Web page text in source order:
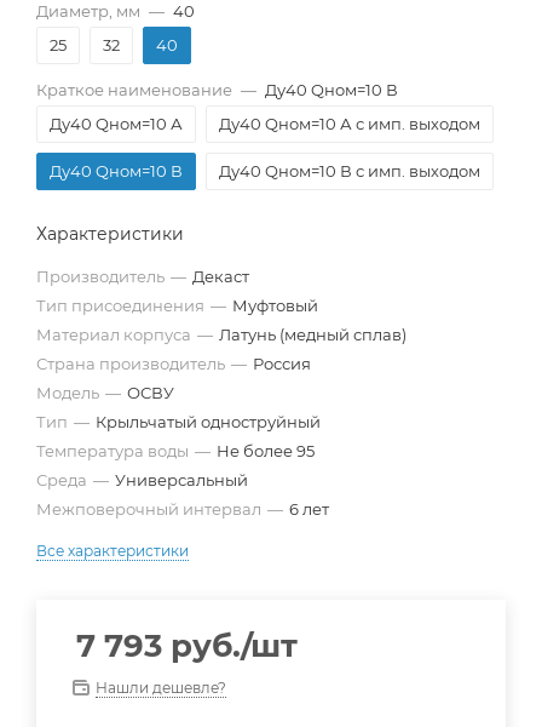
Диаметр, мм — 40
25
32 40
Краткое наименование — Ду40 Qном=10 В
Ду40 Qном=10 А
Ду40 Qном=10 А с имп. выходом
Ду40 Qном=10 В Ду40 Qном=10 В с имп. выходом
Характеристики
Производитель — Декаст
Тип присоединения — Муфтовый
Материал корпуса — Латунь (медный сплав)
Страна производитель — Россия
Модель — ОСВУ
Тип — Крыльчатый одноструйный
Температура воды — Не более 95
Среда — Универсальный
Межповерочный интервал — 6 лет
Все характеристики
7 793 руб./шт
Нашли дешевле?